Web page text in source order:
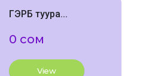
ГЭРБ туура...
0 сом
View